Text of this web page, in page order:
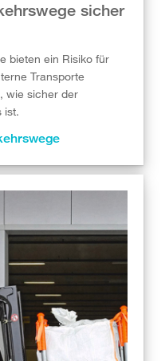
sicher
bieten ein Risiko für
Transporte
wie sicher der
ist.